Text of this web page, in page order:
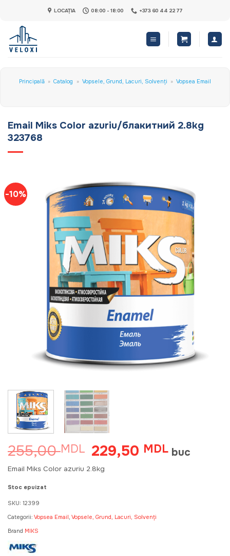
content
LOCAȚIA 08:00 - 18:00 +373 60 44 22 77
Principală » Catalog » Vopsele, Grund, Lacuri, Solvenți » Vopsea Email
Email Miks Color azuriu/блакитний 2.8kg
323768
-10%
255,00MDL Prețul
inițial
a
229,50 MDLPrețul
curent
buc
Email Miks Color azuriu 2.8kg
Stoc epuizat
SKU: 12399
Categorii: Vopsea Email, Vopsele, Grund, Lacuri, Solvenți
Brand MIKS